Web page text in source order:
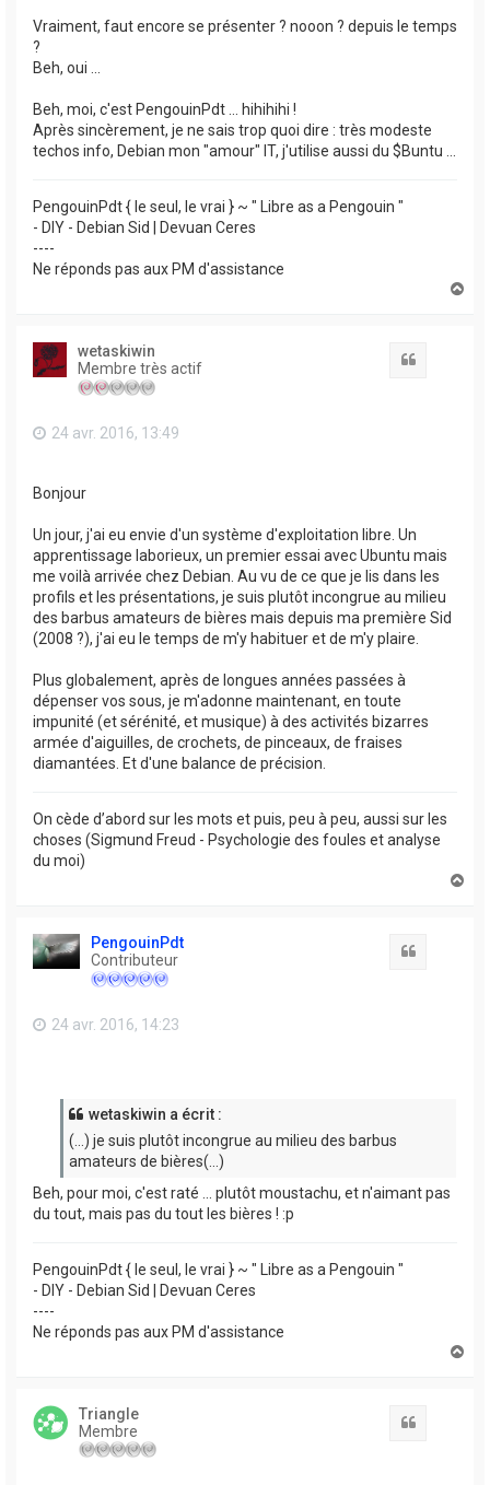
Vraiment, faut encore se présenter ? nooon ? depuis le temps
?
Beh, oui ...
Beh, moi, c'est PengouinPdt ... hihihihi !
Après sincèrement, je ne sais trop quoi dire : très modeste
techos info, Debian mon "amour" IT, j'utilise aussi du $Buntu ...
PengouinPdt { le seul, le vrai } ~ " Libre as a Pengouin "
- DIY - Debian Sid | Devuan Ceres
----
Ne réponds pas aux PM d'assistance
wetaskiwin
Membre très actif
24 avr. 2016, 13:49
Bonjour
Un jour, j'ai eu envie d'un système d'exploitation libre. Un
apprentissage laborieux, un premier essai avec Ubuntu mais
me voilà arrivée chez Debian. Au vu de ce que je lis dans les
profils et les présentations, je suis plutôt incongrue au milieu
des barbus amateurs de bières mais depuis ma première Sid
(2008 ?), j'ai eu le temps de m'y habituer et de m'y plaire.
Plus globalement, après de longues années passées à
dépenser vos sous, je m'adonne maintenant, en toute
impunité (et sérénité, et musique) à des activités bizarres
armée d'aiguilles, de crochets, de pinceaux, de fraises
diamantées. Et d'une balance de précision.
On cède d’abord sur les mots et puis, peu à peu, aussi sur les
choses (Sigmund Freud - Psychologie des foules et analyse
du moi)
PengouinPdt
Contributeur
24 avr. 2016, 14:23
wetaskiwin a écrit :
(...) je suis plutôt incongrue au milieu des barbus
amateurs de bières(...)
Beh, pour moi, c'est raté ... plutôt moustachu, et n'aimant pas
du tout, mais pas du tout les bières ! :p
PengouinPdt { le seul, le vrai } ~ " Libre as a Pengouin "
- DIY - Debian Sid | Devuan Ceres
----
Ne réponds pas aux PM d'assistance
Triangle
Membre